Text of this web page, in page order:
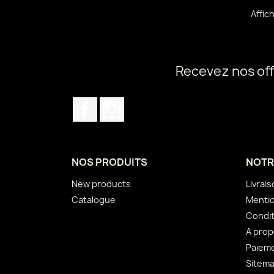
Recevez nos
NOS PRODUITS
New products
Catalogue
A